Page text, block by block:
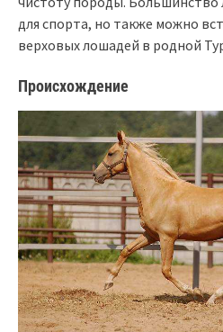
для спорта, но также можно
верховых лошадей в родной
Происхождение